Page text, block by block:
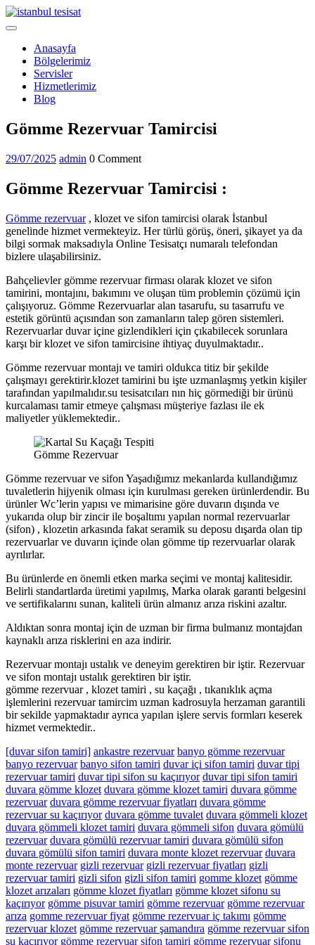
Skip
to
Open
Anasayfa
Bölgelerimiz
Servisler
Hizmetlerimiz
Blog
Close
Menu
Gömme Rezervuar Tamircisi
29/07/202529/07/2025
admin admin
0 Comment
Gömme Rezervuar Tamircisi :
Gömme rezervuar, klozet ve sifon tamircisi olarak İstanbul
genelinde hizmet vermekteyiz. Her türlü görüş, öneri, şikayet ya da
bilgi sormak maksadıyla Online Tesisatçı numaralı telefondan
bizlere ulaşabilirsiniz.
Bahçelievler gömme rezervuar firması olarak klozet ve sifon
tamirini, montajını, bakımını ve oluşan tüm problemin çözümü için
çalışıyoruz. Gömme Rezervuarlar alan tasarufu, su tasarrufu ve
estetik görüntü açısından son zamanların talep gören sistemleri.
Rezervuarlar duvar içine gizlendikleri için çıkabilecek sorunlara
karşı bir klozet ve sifon tamircisine ihtiyaç duyulmaktadır..
Gömme rezervuar montajı ve tamiri oldukca titiz bir şekilde
çalışmayı gerektirir.klozet tamirini bu işte uzmanlaşmış yetkin kişiler
tarafından yapılmalıdır.su tesisatcıları nın hiç görmediği bir ürünü
kurcalaması tamir etmeye çalışması müşteriye fazlası ile ek
maliyetler yüklemektedir..
Gömme Rezervuar
Gömme rezervuar ve sifon Yaşadığımız mekanlarda kullandığımız
tuvaletlerin hijyenik olması için kurulması gereken ürünlerdendir. Bu
ürünler Wc’lerin yapısı ve mimarisine göre duvarın dışında ve
yukarıda olup bir zincir ile boşaltımı yapılan normal rezervuarlar
(sifon) , klozetin arkasında fakat seramik su deposu dışarda olan tip
rezervuarlar ve duvarın içinde olan gömme tip rezervuarlar olarak
ayrılırlar.
Bu ürünlerde en önemli etken marka seçimi ve montaj kalitesidir.
Belirli standartlarda üretimi yapılmış, Marka olarak garanti belgesini
ve sertifikalarını sunan, kaliteli ürün almanız arıza riskini azaltır.
Aldıktan sonra montaj için de uzman bir firma bulmanız montajdan
kaynaklı arıza risklerini en aza indirir.
Rezervuar montajı ustalık ve deneyim gerektiren bir iştir. Rezervuar
ve sifon montajı ustalık gerektiren bir iştir.
gömme rezervuar , klozet tamiri , su kaçağı , tıkanıklık açma
işlemlerini rezervuar tamircim uzman kadrosuyla herzaman garantili
bir sekilde yapmaktadır ayrıca yapılan işlere servis formları keserek
hizmet vermektedir..
[duvar sifon tamiri] ankastre rezervuar banyo gömme rezervuar
banyo rezervuar banyo sifon tamiri duvar içi sifon tamiri duvar tipi
rezervuar tamiri duvar tipi sifon su kaçırıyor duvar tipi sifon tamiri
duvara gömme klozet duvara gömme klozet tamiri duvara gömme
rezervuar duvara gömme rezervuar fiyatları duvara gömme
rezervuar su kaçırıyor duvara gömme tuvalet duvara gömmeli klozet
duvara gömmeli klozet tamiri duvara gömmeli sifon duvara gömülü
rezervuar duvara gömülü rezervuar tamiri duvara gömülü sifon
duvara gömülü sifon tamiri duvara monte klozet rezervuar duvara
monte rezervuar gizli rezervuar gizli rezervuar fiyatları gizli
rezervuar tamiri gizli sifon gizli sifon tamiri gomme klozet gömme
klozet arızaları gömme klozet fiyatları gömme klozet sifonu su
kaçırıyor gömme pisuvar tamiri gömme rezervuar gömme rezervuar
arıza gomme rezervuar fiyat gömme rezervuar iç takımı gömme
rezervuar klozet gömme rezervuar şamandıra gömme rezervuar sifon
su kaçırıyor gömme rezervuar sifon tamiri gömme rezervuar sifonu